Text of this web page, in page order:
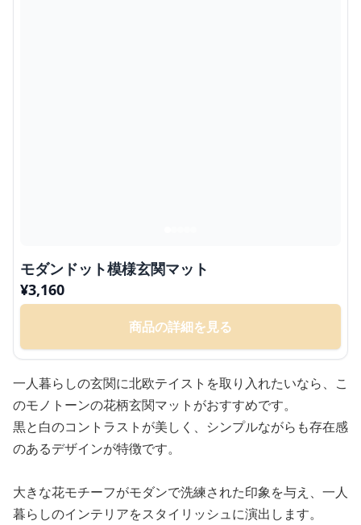
モダンドット模様玄関マット
¥3,160
商品の詳細を見る
一人暮らしの玄関に北欧テイストを取り入れたいなら、こ
のモノトーンの花柄玄関マットがおすすめです。
黒と白のコントラストが美しく、シンプルながらも存在感
のあるデザインが特徴です。
大きな花モチーフがモダンで洗練された印象を与え、一人
暮らしのインテリアをスタイリッシュに演出します。